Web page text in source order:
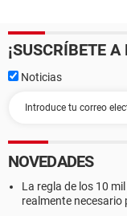
¡SUSCRÍBETE
Noticias
NOVEDADES
La regla de los 10
realmente necesario